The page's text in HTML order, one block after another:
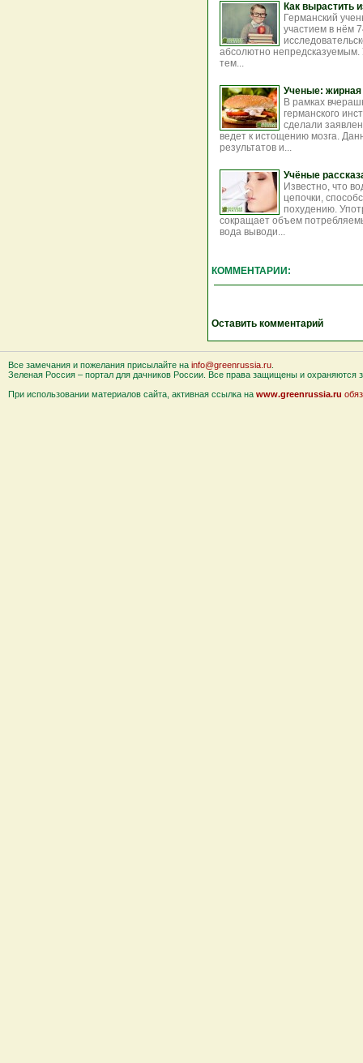
Как вырастить
Германский
участием в нём
абсолютно
тем...
Ученые: жирная
В рамках
германского
сделали
ведет к истощению мозга.
результатов и...
Учёные
Известно, что
цепочки,
похудению.
сокращает объем
вода выводи...
КОММЕНТАРИИ:
Оставить комментарий
Все замечания и пожелания присылайте на info@greenrussia.ru
Зеленая Россия – портал для дачников России. Все права защищены и охраняются
При использовании материалов сайта, активная ссылка на www.greenrussia.ru